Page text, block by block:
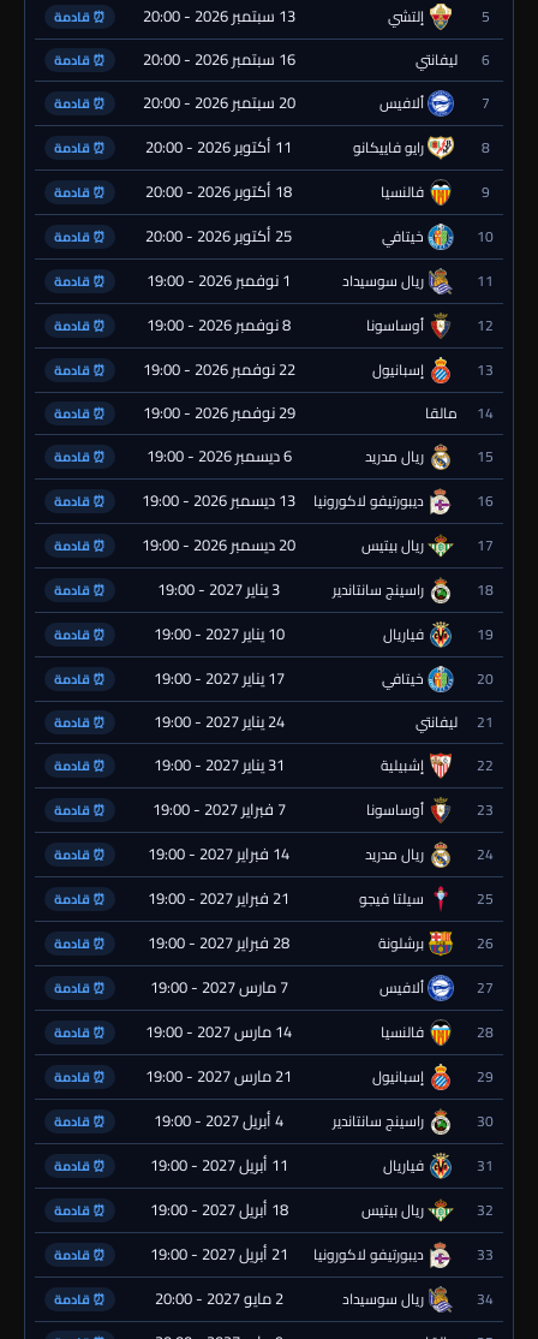
5 إلتشي 13 سبتمبر 2026 - 20:00 ⏰ قادمة
6 ليفانتي 16 سبتمبر 2026 - 20:00 ⏰ قادمة
7 ألافيس 20 سبتمبر 2026 - 20:00 ⏰ قادمة
8 رايو فاييكانو 11 أكتوبر 2026 - 20:00 ⏰ قادمة
9 فالنسيا 18 أكتوبر 2026 - 20:00 ⏰ قادمة
10 خيتافي 25 أكتوبر 2026 - 20:00 ⏰ قادمة
11 ريال سوسيداد 1 نوفمبر 2026 - 19:00 ⏰ قادمة
12 أوساسونا 8 نوفمبر 2026 - 19:00 ⏰ قادمة
13 إسبانيول 22 نوفمبر 2026 - 19:00 ⏰ قادمة
14 مالقا 29 نوفمبر 2026 - 19:00 ⏰ قادمة
15 ريال مدريد 6 ديسمبر 2026 - 19:00 ⏰ قادمة
16 ديبورتيفو لاكورونيا 13 ديسمبر 2026 - 19:00 ⏰ قادمة
17 ريال بيتيس 20 ديسمبر 2026 - 19:00 ⏰ قادمة
18 راسينج سانتاندير 3 يناير 2027 - 19:00 ⏰ قادمة
19 فياريال 10 يناير 2027 - 19:00 ⏰ قادمة
20 خيتافي 17 يناير 2027 - 19:00 ⏰ قادمة
21 ليفانتي 24 يناير 2027 - 19:00 ⏰ قادمة
22 إشبيلية 31 يناير 2027 - 19:00 ⏰ قادمة
23 أوساسونا 7 فبراير 2027 - 19:00 ⏰ قادمة
24 ريال مدريد 14 فبراير 2027 - 19:00 ⏰ قادمة
25 سيلتا فيجو 21 فبراير 2027 - 19:00 ⏰ قادمة
26 برشلونة 28 فبراير 2027 - 19:00 ⏰ قادمة
27 ألافيس 7 مارس 2027 - 19:00 ⏰ قادمة
28 فالنسيا 14 مارس 2027 - 19:00 ⏰ قادمة
29 إسبانيول 21 مارس 2027 - 19:00 ⏰ قادمة
30 راسينج سانتاندير 4 أبريل 2027 - 19:00 ⏰ قادمة
31 فياريال 11 أبريل 2027 - 19:00 ⏰ قادمة
32 ريال بيتيس 18 أبريل 2027 - 19:00 ⏰ قادمة
33 ديبورتيفو لاكورونيا 21 أبريل 2027 - 19:00 ⏰ قادمة
34 ريال سوسيداد 2 مايو 2027 - 20:00 ⏰ قادمة